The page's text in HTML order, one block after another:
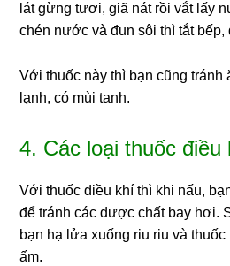
lát gừng tươi, giã nát rồi vắt lấy
chén nước và đun sôi thì tắt bếp,
Với thuốc này thì bạn cũng tránh
lạnh, có mùi tanh.
4. Các loại thuốc điều
Với thuốc điều khí thì khi nấu,
để tránh các dược chất bay hơi.
bạn hạ lửa xuống riu riu và
ấm.